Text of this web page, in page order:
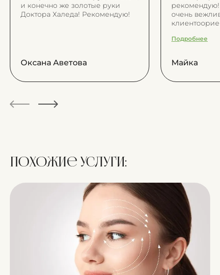
и конечно же золотые руки
Доктора Халеда! Рекомендую!
Оксана Аветова
очень
все понятно
что на
приходится
Подробнее
Майка
Похожие услуги: